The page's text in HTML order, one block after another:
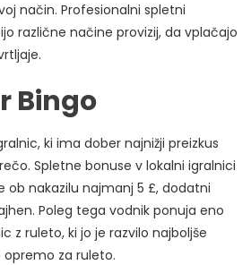
način. Profesionalni spletni
različne načine provizij, da vplačajo
Bingo
ki ima dober najnižji preizkus
Spletne bonuse v lokalni igralnici
ob nakazilu najmanj 5 £, dodatni
Poleg tega vodnik ponuja eno
z ruleto, ki jo je razvilo najboljše
za ruleto.